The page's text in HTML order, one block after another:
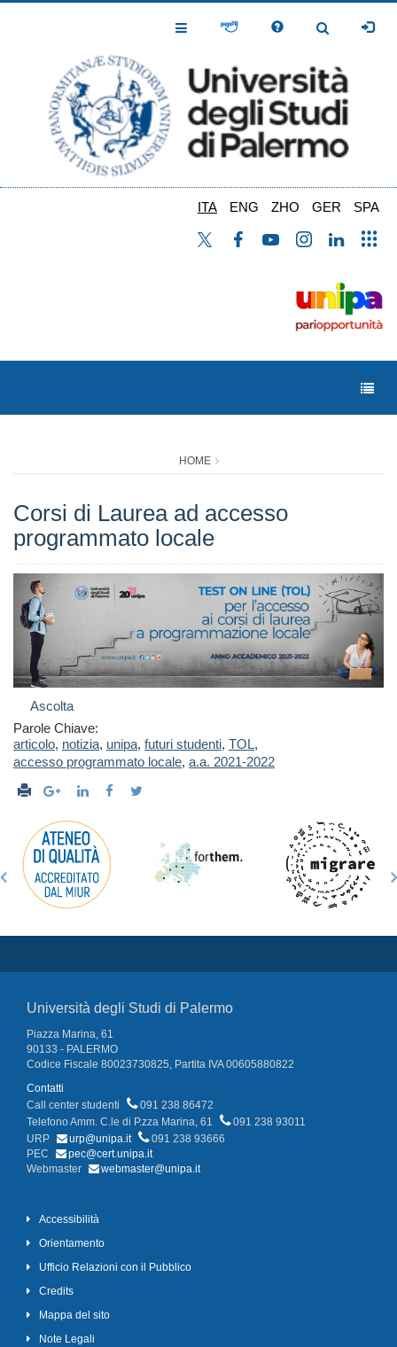
Toggle
Toggle
ITA ENG ZHO GER SPA
HOME
Corsi di Laurea ad accesso
programmato locale
Ascolta
Parole Chiave:
articolo, notizia, unipa, futuri studenti, TOL,
accesso programmato locale, a.a. 2021-2022
Università degli Studi di Palermo
Piazza Marina, 61
90133 - PALERMO
Codice Fiscale 80023730825, Partita IVA 00605880822
Contatti
Call center studenti
091 238 86472
Telefono Amm. C.le di P.zza Marina, 61
091 238 93011
URP
urp@unipa.it
091 238 93666
PEC
pec@cert.unipa.it
Webmaster
webmaster@unipa.it
Accessibilità
Orientamento
Ufficio Relazioni con il Pubblico
Credits
Mappa del sito
Note Legali